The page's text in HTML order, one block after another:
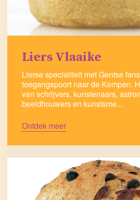
Liers Vlaaike
Lierse specialiteit met Gentse
toegangspoort naar de Kempen.
van schrijvers, kunstenaars,
beeldhouwers en kunstsme...
Ontdek meer